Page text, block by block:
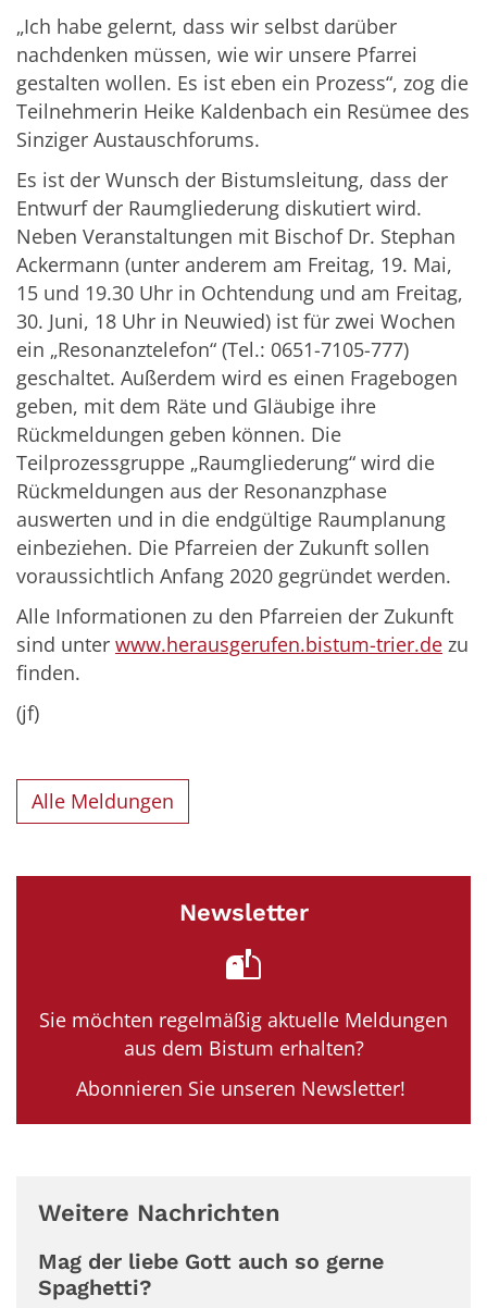
„Ich habe gelernt, dass wir selbst darüber
nachdenken müssen, wie wir unsere Pfarrei
gestalten wollen. Es ist eben ein Prozess“, zog die
Teilnehmerin Heike Kaldenbach ein Resümee des
Sinziger Austauschforums.
Es ist der Wunsch der Bistumsleitung, dass der
Entwurf der Raumgliederung diskutiert wird.
Neben Veranstaltungen mit Bischof Dr. Stephan
Ackermann (unter anderem am Freitag, 19. Mai,
15 und 19.30 Uhr in Ochtendung und am Freitag,
30. Juni, 18 Uhr in Neuwied) ist für zwei Wochen
ein „Resonanztelefon“ (Tel.: 0651-7105-777)
geschaltet. Außerdem wird es einen Fragebogen
geben, mit dem Räte und Gläubige ihre
Rückmeldungen geben können. Die
Teilprozessgruppe „Raumgliederung“ wird die
Rückmeldungen aus der Resonanzphase
auswerten und in die endgültige Raumplanung
einbeziehen. Die Pfarreien der Zukunft sollen
voraussichtlich Anfang 2020 gegründet werden.
Alle Informationen zu den Pfarreien der Zukunft
sind unter www.herausgerufen.bistum-trier.de zu
finden.
(jf)
Alle Meldungen
Newsletter
Sie möchten regelmäßig aktuelle Meldungen
aus dem Bistum erhalten?
Abonnieren Sie unseren Newsletter!
Weitere Nachrichten
Mag der liebe Gott auch so gerne
Spaghetti?